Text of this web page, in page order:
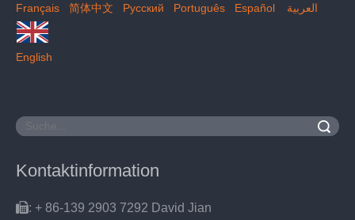
Français 简体中文 Pусский Português Español العربية
English
Kontaktinformation
: + 86-139 2903 7292 David Jian